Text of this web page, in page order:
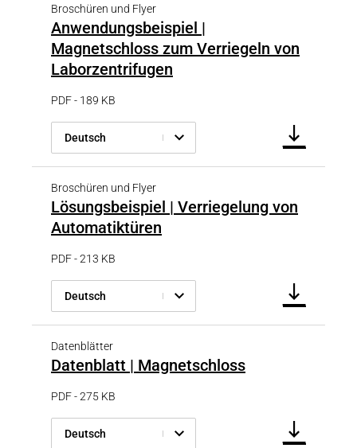
Broschüren und Flyer
Anwendungsbeispiel |
Magnetschloss zum Verriegeln von
Laborzentrifugen
PDF - 189 KB
Deutsch
Broschüren und Flyer
Lösungsbeispiel | Verriegelung von
Automatiktüren
PDF - 213 KB
Deutsch
Datenblätter
Datenblatt | Magnetschloss
PDF - 275 KB
Deutsch